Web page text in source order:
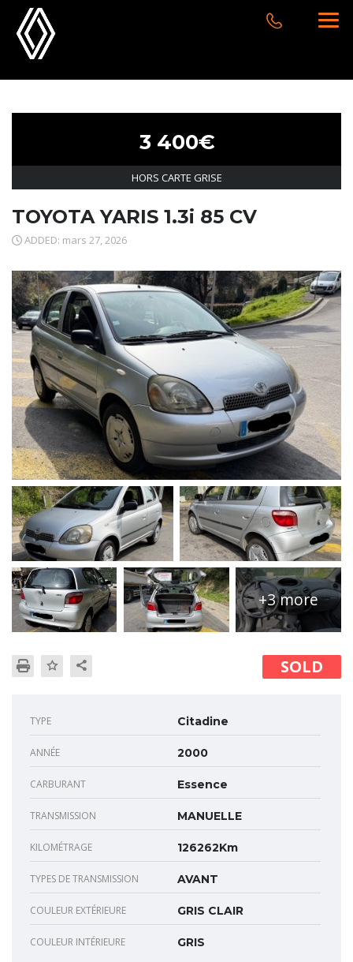
3 400€
HORS CARTE GRISE
TOYOTA YARIS 1.3i 85 CV
ADDED: mars 27, 2026
SOLD
+3 more
TYPE Citadine
ANNÉE 2000
CARBURANT Essence
TRANSMISSION MANUELLE
KILOMÉTRAGE 126262Km
TYPES DE TRANSMISSION AVANT
COULEUR EXTÉRIEURE GRIS CLAIR
COULEUR INTÉRIEURE GRIS